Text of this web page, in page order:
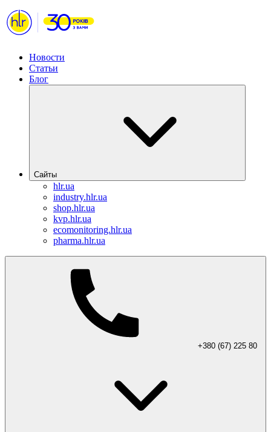
Новости
Статьи
Блог
Сайты
hlr.ua
industry.hlr.ua
shop.hlr.ua
kvp.hlr.ua
ecomonitoring.hlr.ua
pharma.hlr.ua
+380 (67) 225 80